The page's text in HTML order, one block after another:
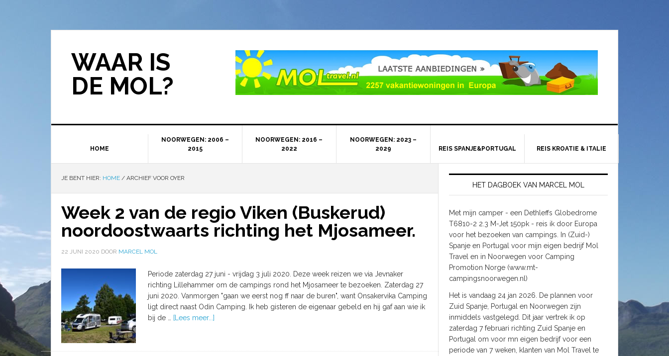
WAAR IS
DE MOL?
HOME
NOORWEGEN: 2006 –
2015
NOORWEGEN: 2016 –
2022
NOORWEGEN: 2023 –
2029
REIS SPANJE&PORTUGAL REIS KROATIE & ITALIE
JE BENT HIER: HOME / ARCHIEF VOOR OYER
Week 2 van de regio Viken (Buskerud)
noordoostwaarts richting het Mjosameer.
22 JUNI 2020 DOOR MARCEL MOL
Periode zaterdag 27 juni - vrijdag 3 juli 2020. Deze week reizen we via Jevnaker
richting Lillehammer om de campings rond het Mjosameer te bezoeken. Zaterdag 27
juni 2020. Vanmorgen "gaan we eerst nog ff naar de buren", want Onsakervika Camping
ligt direct naast Odin Camping. Ik heb gisteren de eigenaar gebeld en hij gaf aan wie ik
bij de …
[Lees meer...]
HET DAGBOEK VAN MARCEL MOL
Met mijn camper - een Dethleffs Globedrome
T6810-2 2.3 M-Jet 150pk - reis ik door Europa
voor het bezoeken van campings. In (Zuid-)
Spanje en Portugal voor mijn eigen bedrijf Mol
Travel en in Noorwegen voor Camping
Promotion Norge (www.mt-
campingsnoorwegen.nl)
Het is vandaag 24 jan 2026. De plannen voor
Zuid Spanje, Portugal en Noorwegen zijn
inmiddels vastgelegd. Dit jaar vertrek ik op
zaterdag 7 februari richting Zuid Spanje en
Portugal om voor mn eigen bedrijf voor een
periode van 7 weken, klanten van Mol Travel te